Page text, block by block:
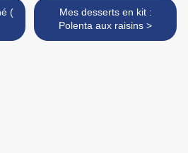
Mes desserts en kit :
Polenta aux raisins >